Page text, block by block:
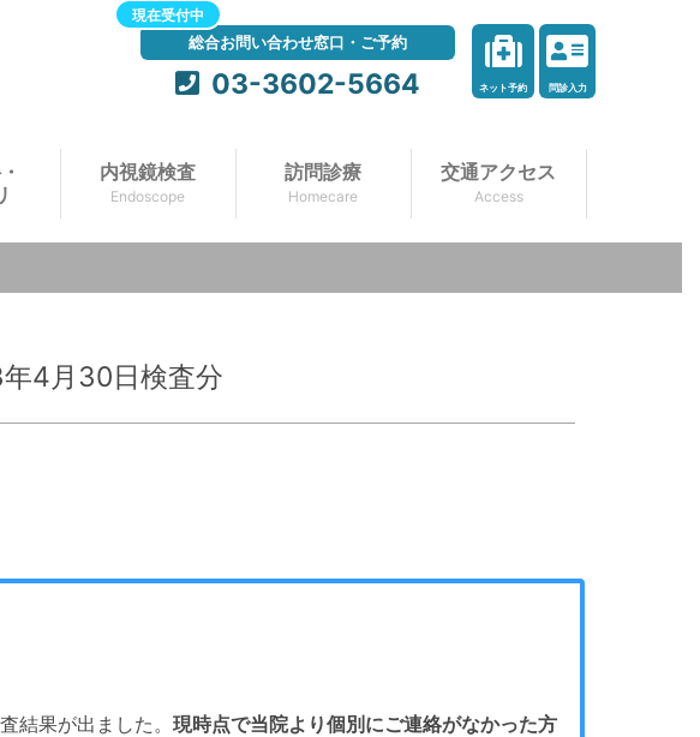
内視鏡検査
Endoscope
訪問診療
Homecare
交通アクセス
Access
現在受付中
総合お問い合わせ窓口・ご予約
03-3602-5664 ネット予約 問診入力
年4月30日検査分
結果が出ました。 現時点で当院より個別にご連絡がなかった方